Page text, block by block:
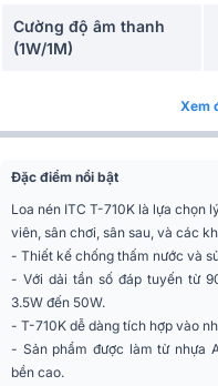
Cường độ âm thanh
(1W/1M)
Thành phẩm
Củ loa
Tỉ lệ IP
Kích thước
Xem
Đặc điểm nổi bật
Loa nén ITC T-710K là lựa chọn
viên, sân chơi, sân sau, và các
- Thiết kế chống thấm nước và
- Với dải tần số đáp tuyến từ
3.5W đến 50W.
- T-710K dễ dàng tích hợp vào
- Sản phẩm được làm từ nhựa
bền cao.